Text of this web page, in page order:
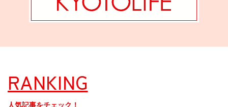
RANKING
人気記事をチェック！